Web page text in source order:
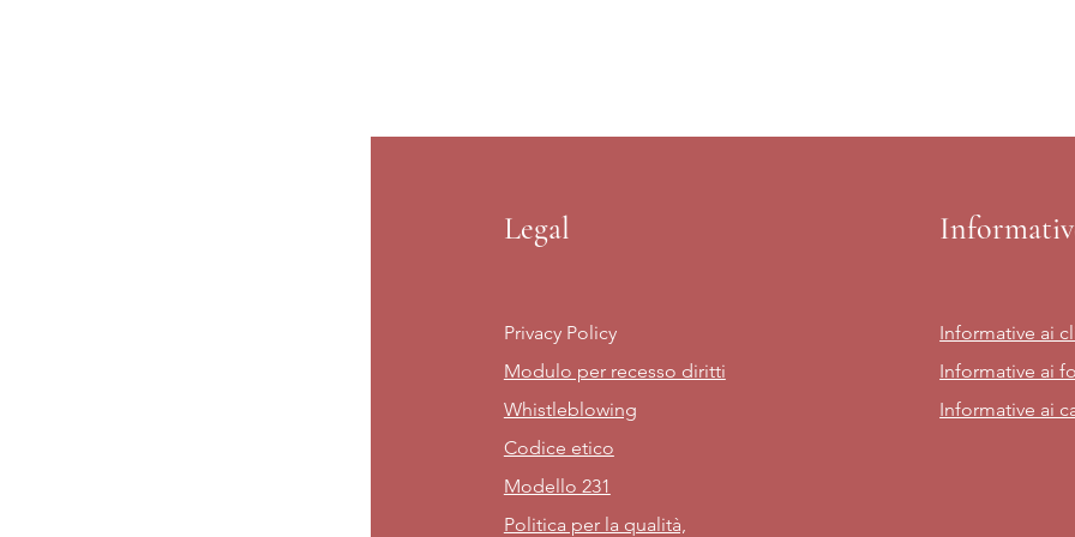
Legal
Privacy Policy
Modulo per recesso diritti
Whistleblowing
Codice etico
Modello 231
Politica per la qualità,
Informative ai
Informative ai
Informative ai